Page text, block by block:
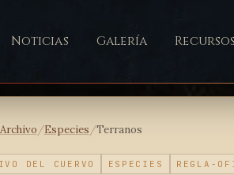
Noticias Galería Recursos
Archivo/Especies/Terranos
DEL CUERVO ESPECIES REGLA-